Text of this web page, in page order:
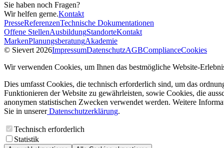
Sie haben noch Fragen?
Wir helfen gerne.Kontakt
PresseReferenzenTechnische Dokumentationen
Offene StellenAusbildungStandorteKontakt
MarkenPlanungsberatungAkademie
© Sievert 2026ImpressumDatenschutzAGBComplianceCookies
Wir verwenden Cookies, um Ihnen das bestmögliche Website-
Dies umfasst Cookies, die technisch erforderlich sind, um das
Funktionieren der Website zu gewährleisten, sowie Cookies, die
anonymen statistischen Zwecken verwendet werden. Weitere
Sie in unsererDatenschutzerklärung.
Technisch erforderlich
Statistik